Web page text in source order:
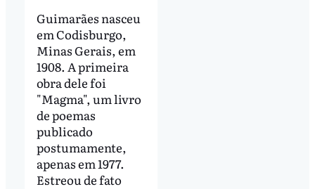
Guimarães nasceu
em Codisburgo,
Minas Gerais, em
1908. A primeira
obra dele foi
"Magma", um livro
de poemas
publicado
postumamente,
apenas em 1977.
Estreou de fato